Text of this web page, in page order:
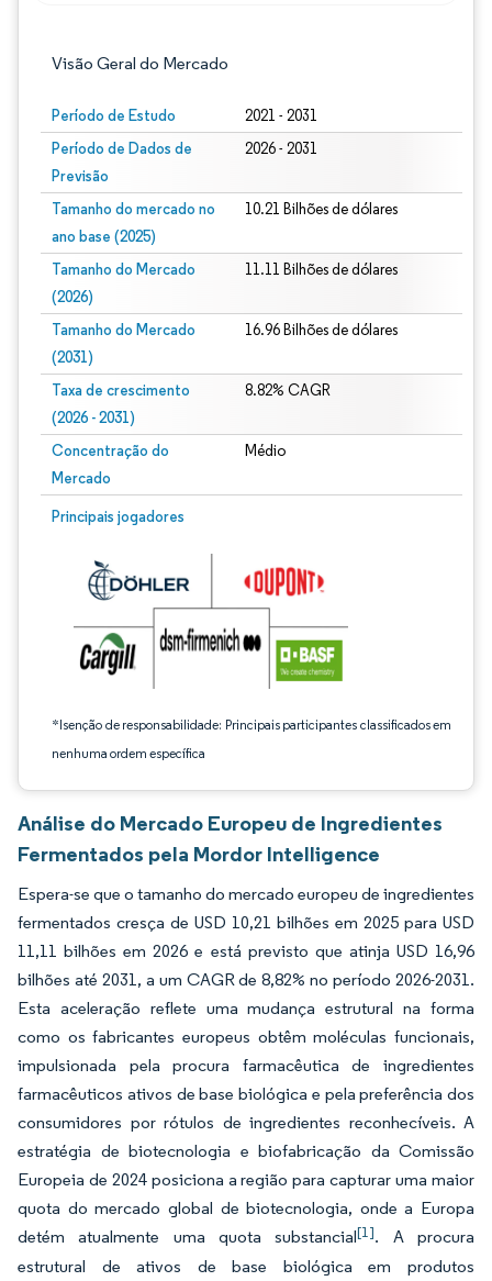
Visão Geral do Mercado
Período de Estudo 2021 - 2031
Período de Dados de
Previsão
2026 - 2031
Tamanho do mercado no
ano base (2025)
10.21 Bilhões de dólares
Tamanho do Mercado
(2026)
11.11 Bilhões de dólares
Tamanho do Mercado
(2031)
16.96 Bilhões de dólares
Taxa de crescimento
(2026 - 2031)
8.82% CAGR
Concentração do
Mercado
Médio
Principais jogadores
*Isenção de responsabilidade: Principais participantes classificados em
nenhuma ordem específica
Imagem © Mordor Intelligence. O reuso requer atribuição conforme CC BY 4.0.
Análise do Mercado Europeu de Ingredientes
Fermentados pela Mordor Intelligence
Espera-se que o tamanho do mercado europeu de ingredientes
fermentados cresça de USD 10,21 bilhões em 2025 para USD
11,11 bilhões em 2026 e está previsto que atinja USD 16,96
bilhões até 2031, a um CAGR de 8,82% no período 2026-2031.
Esta aceleração reflete uma mudança estrutural na forma
como os fabricantes europeus obtêm moléculas funcionais,
impulsionada pela procura farmacêutica de ingredientes
farmacêuticos ativos de base biológica e pela preferência dos
consumidores por rótulos de ingredientes reconhecíveis. A
estratégia de biotecnologia e biofabricação da Comissão
Europeia de 2024 posiciona a região para capturar uma maior
quota do mercado global de biotecnologia, onde a Europa
detém atualmente uma quota substancial[1]. A procura
estrutural de ativos de base biológica em produtos